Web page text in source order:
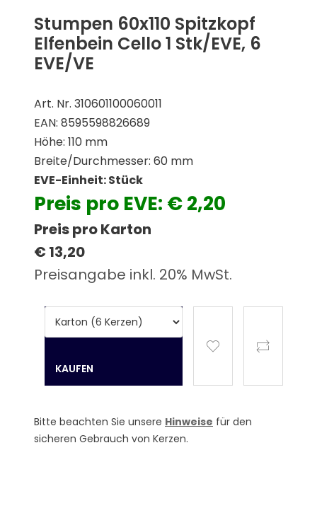
Stumpen 60x110 Spitzkopf
Elfenbein Cello 1 Stk/EVE, 6
EVE/VE
Art. Nr. 310601100060011
EAN: 8595598826689
Höhe: 110 mm
Breite/Durchmesser: 60 mm
EVE-Einheit: Stück
Preis pro EVE: € 2,20
Preis pro Karton
€ 13,20
Preisangabe inkl. 20% MwSt.
Bitte beachten Sie unsere Hinweise für den
sicheren Gebrauch von Kerzen.